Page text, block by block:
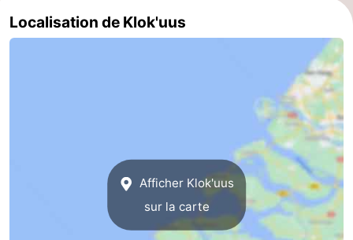
bos
Vlissingen
-
Localisation de Klok'uus
Afficher Klok'uus
sur la carte